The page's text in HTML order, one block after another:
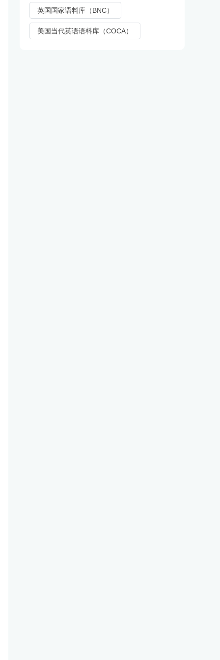
英国国家语料库（BNC）
美国当代英语语料库（COCA）